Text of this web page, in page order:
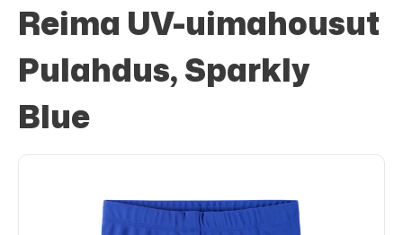
Reima UV-uimahousut
Pulahdus, Sparkly
Blue